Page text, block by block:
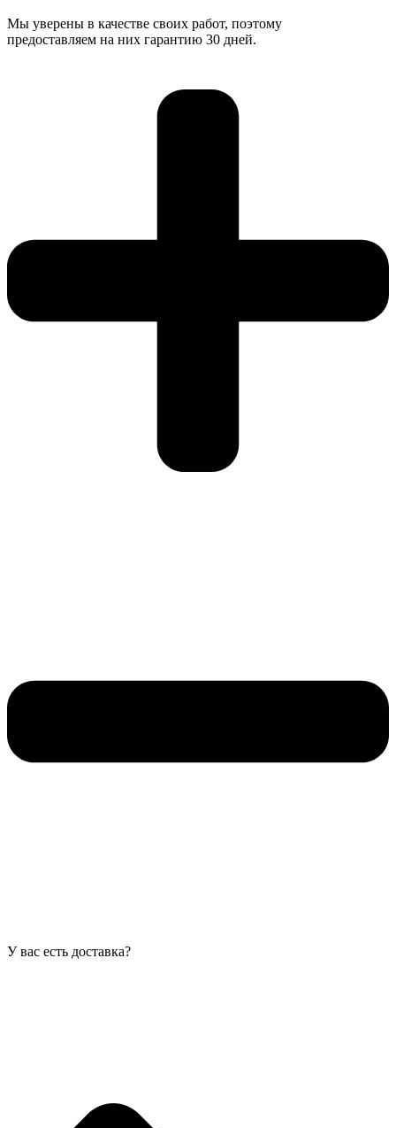
Мы уверены в качестве своих работ, поэтому
предоставляем на них гарантию 30 дней.
У вас есть доставка?